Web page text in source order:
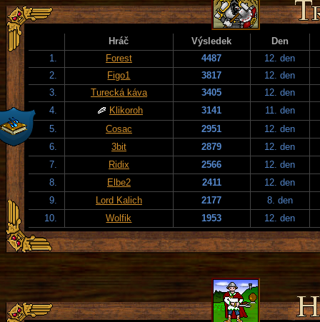
Hráč Výsledek
Den
1.
Forest 4487
12. den
2.
Figo1 3817
12. den
3.
Turecká káva 3405
12. den
4.
Klikoroh 3141
11. den
5.
Cosac 2951
12. den
6.
3bit 2879
12. den
7.
Ridix 2566
12. den
8.
Elbe2 2411
12. den
9.
Lord Kalich 2177
8. den
10.
Wolfik 1953 12. den